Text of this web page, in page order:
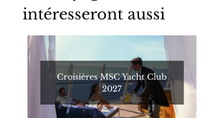
intéresseront aussi
Croisières MSC Yacht Club
2027